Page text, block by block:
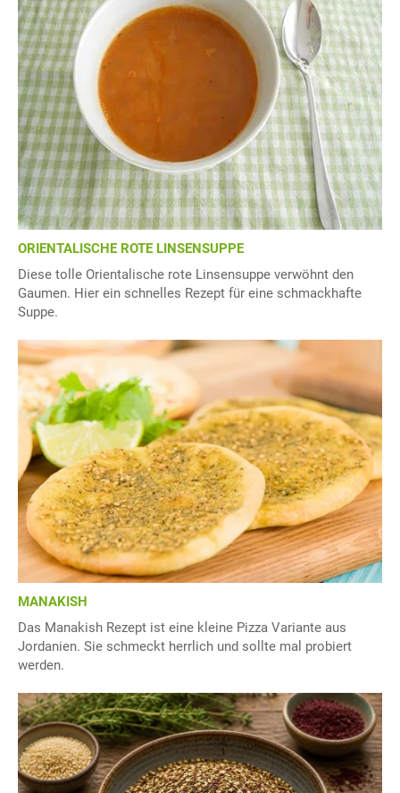
ORIENTALISCHE ROTE LINSENSUPPE
Diese tolle Orientalische rote Linsensuppe verwöhnt den
Gaumen. Hier ein schnelles Rezept für eine schmackhafte
Suppe.
MANAKISH
Das Manakish Rezept ist eine kleine Pizza Variante aus
Jordanien. Sie schmeckt herrlich und sollte mal probiert
werden.